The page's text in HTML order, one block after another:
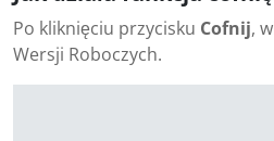
Po kliknięciu przycisku Cofnij,
Wersji Roboczych.